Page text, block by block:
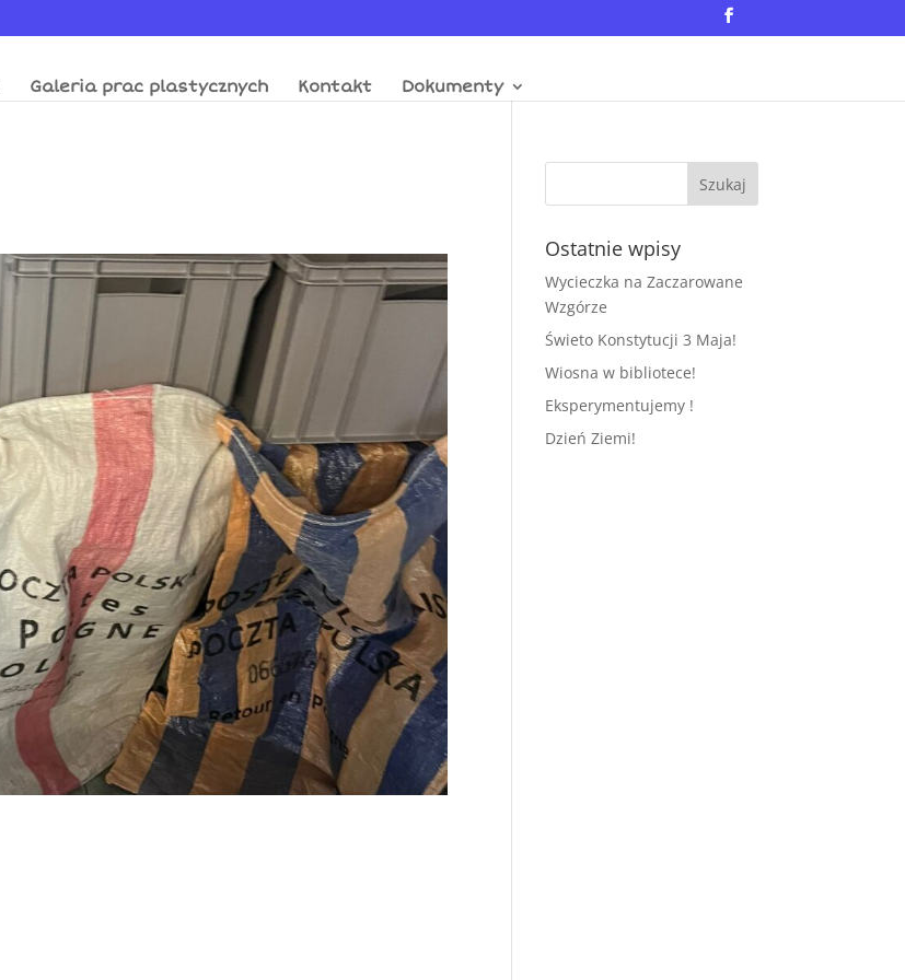
Galeria prac plastycznych Kontakt Dokumenty
Ostatnie wpisy
Wycieczka na Zaczarowane
Wzgórze
Świeto Konstytucji 3 Maja!
Wiosna w bibliotece!
Eksperymentujemy !
Dzień Ziemi!